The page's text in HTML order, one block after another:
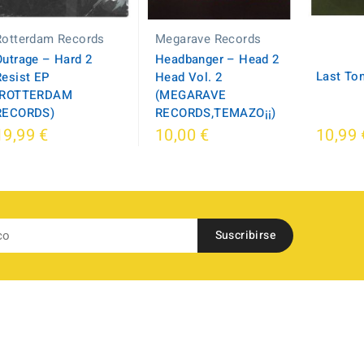
Records
– Hard 2
EP
€
Megarave Records
Headbanger – Head 2
Head Vol. 2
(MEGARAVE
RECORDS,TEMAZO¡¡)
10,00 €
Last
10,99